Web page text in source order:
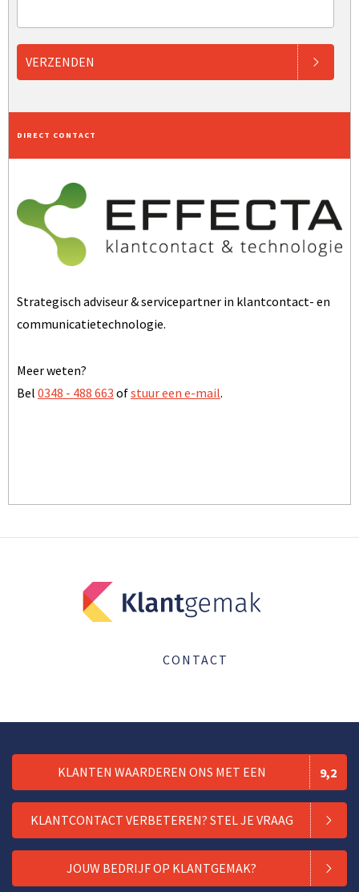
VERZENDEN
DIRECT CONTACT
Strategisch adviseur & servicepartner in klantcontact- en
communicatietechnologie.
Meer weten?
Bel 0348 - 488 663 ofstuur een e-mail.
CONTACT
KLANTEN WAARDEREN ONS MET EEN 9,2
KLANTCONTACT VERBETEREN? STEL JE VRAAG
JOUW BEDRIJF OP KLANTGEMAK?